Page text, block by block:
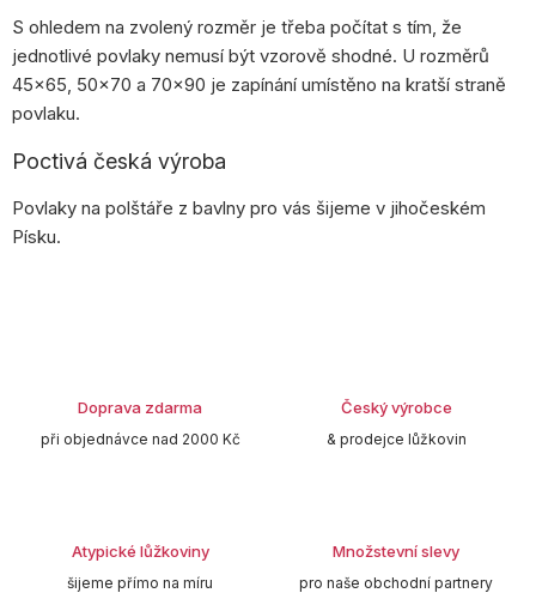
S ohledem na zvolený rozměr je třeba počítat s tím, že
jednotlivé povlaky nemusí být vzorově shodné. U rozměrů
45×65, 50×70 a 70×90 je zapínání umístěno na kratší straně
povlaku.
Poctivá česká výroba
Povlaky na polštáře z bavlny pro vás šijeme v jihočeském
Písku.
Doprava zdarma
při objednávce nad 2000 Kč
Český výrobce
& prodejce lůžkovin
Atypické lůžkoviny
šijeme přímo na míru
Množstevní slevy
pro naše obchodní partnery